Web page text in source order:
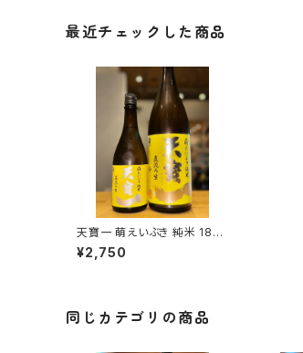
最近チェックした商品
天寶一 萌えいぶき 純米 180
0ml１本（㈱天寶一・広島県福
山市神辺町）
¥2,750
同じカテゴリの商品